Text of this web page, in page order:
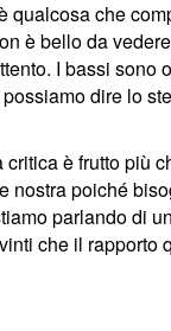
qualcosa che
è bello da
I bassi sono
dire lo
è frutto più
nostra poiché
parlando di
che il rapporto